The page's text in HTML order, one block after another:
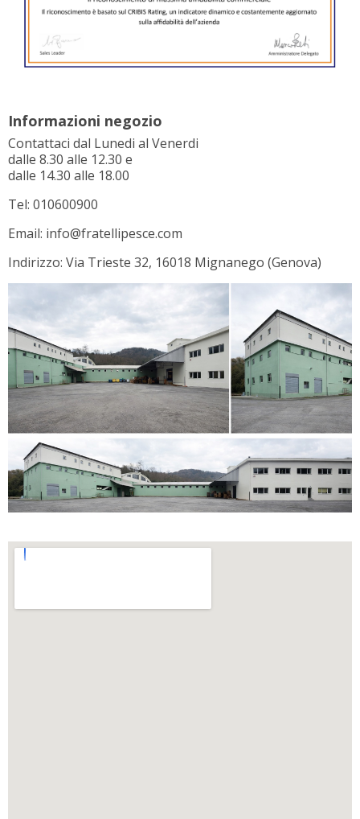
Informazioni negozio
Contattaci dal Lunedi al Venerdi
dalle 8.30 alle 12.30 e
dalle 14.30 alle 18.00
Tel: 010600900
Email: info@fratellipesce.com
Indirizzo: Via Trieste 32, 16018 Mignanego (Genova)